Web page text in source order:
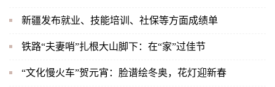
新疆发布就业、技能培训、社保等方面成绩单
铁路“夫妻哨”扎根大山脚下：在“家”过佳节
“文化慢火车”贺元宵：脸谱绘冬奥，花灯迎新春